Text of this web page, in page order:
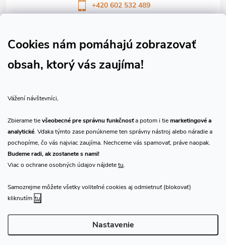
Cookies nám pomáhajú zobrazovať
obsah, ktorý vás zaujíma!
Vážení návštevníci,
Zbierame tievšeobecné pre správnu funkčnosťa potom i tiemarketingové a
analytické. Vďaka týmto zase ponúkneme ten správny nástroj alebo náradie a
pochopíme, čo vás najviac zaujíma. Nechceme vás spamovať, práve naopak.
Budeme radi, ak zostanete s nami!
Viac o ochrane osobných údajov nájdetetu.
Samozrejme môžete všetky voliteľné cookies aj odmietnuť (blokovať)
kliknutím tu
Nastavenie
+420 602 532 489
Sledujte náš vlog CHN_CZ
Prijímame online platby
Copyright 2026CHN.cz. Všetky práva vyhradené.Upraviť nastavenie